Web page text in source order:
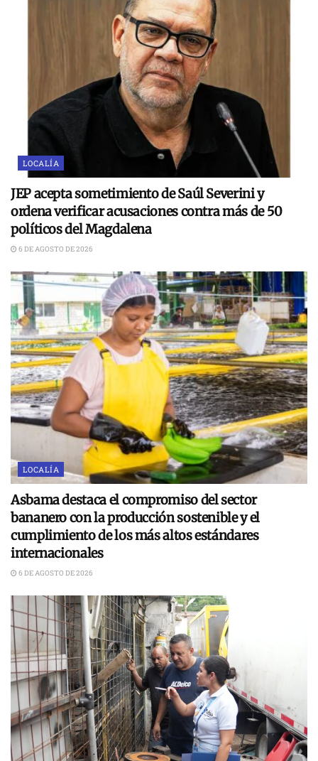
LOCALÍA
JEP acepta sometimiento de Saúl Severini y
ordena verificar acusaciones contra más de 50
políticos del Magdalena
6 DE AGOSTO DE 2026
LOCALÍA
Asbama destaca el compromiso del sector
bananero con la producción sostenible y el
cumplimiento de los más altos estándares
internacionales
6 DE AGOSTO DE 2026